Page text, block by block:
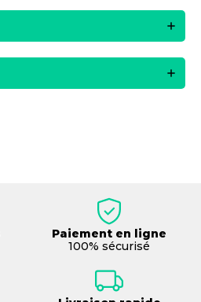
Paiement en ligne
100% sécurisé